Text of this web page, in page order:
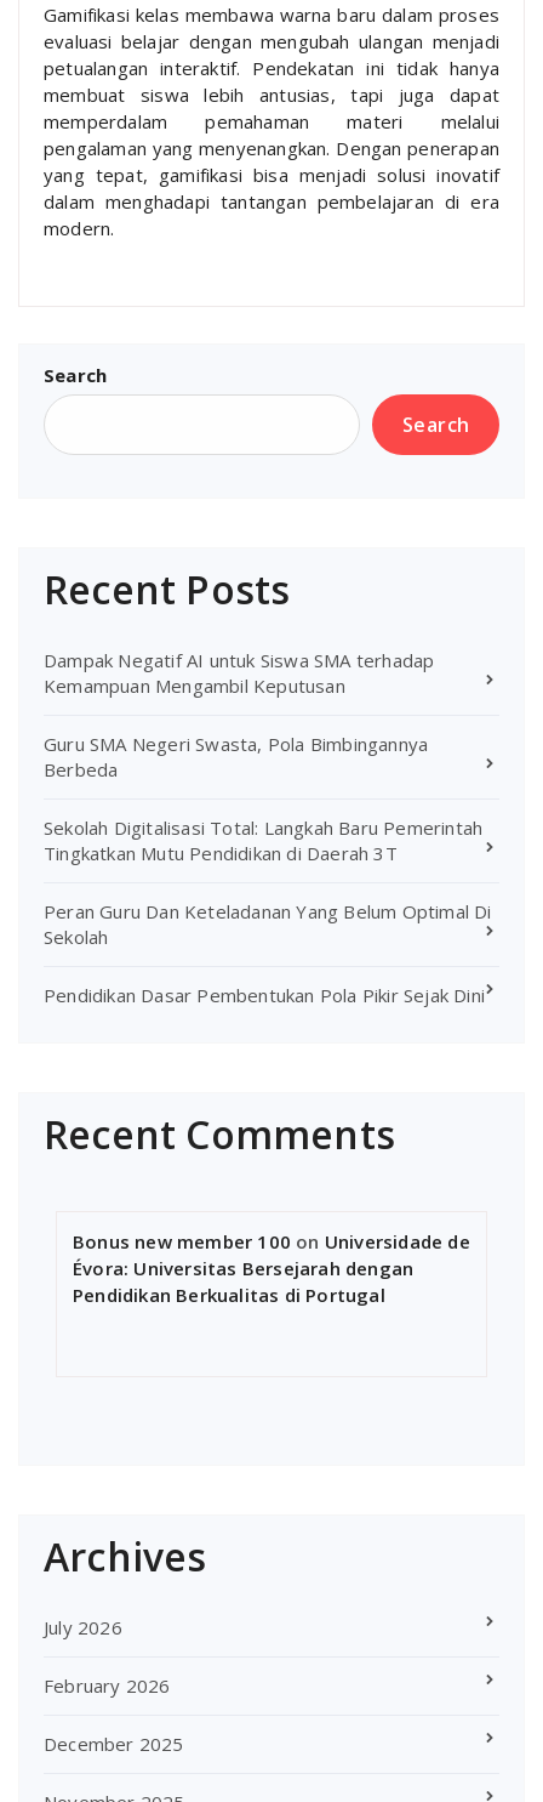
Gamifikasi kelas membawa warna baru dalam proses
evaluasi belajar dengan mengubah ulangan menjadi
petualangan interaktif. Pendekatan ini tidak hanya
membuat siswa lebih antusias, tapi juga dapat
memperdalam pemahaman materi melalui
pengalaman yang menyenangkan. Dengan penerapan
yang tepat, gamifikasi bisa menjadi solusi inovatif
dalam menghadapi tantangan pembelajaran di era
modern.
Search
Search
Recent Posts
Dampak Negatif AI untuk Siswa SMA terhadap
Kemampuan Mengambil Keputusan
Guru SMA Negeri Swasta, Pola Bimbingannya
Berbeda
Sekolah Digitalisasi Total: Langkah Baru Pemerintah
Tingkatkan Mutu Pendidikan di Daerah 3T
Peran Guru Dan Keteladanan Yang Belum Optimal Di
Sekolah
Pendidikan Dasar Pembentukan Pola Pikir Sejak Dini
Recent Comments
Bonus new member 100 on Universidade de
Évora: Universitas Bersejarah dengan
Pendidikan Berkualitas di Portugal
Archives
July 2026
February 2026
December 2025